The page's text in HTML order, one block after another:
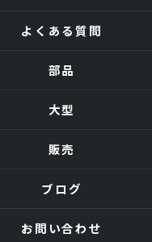
よくある質問
部品
大型
販売
ブログ
お問い合わせ